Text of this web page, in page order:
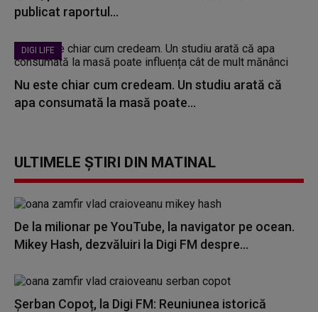
publicat raportul...
DIGI LIFE
Nu este chiar cum credeam. Un studiu arată că
apa consumată la masă poate...
ULTIMELE ȘTIRI DIN MATINAL
De la milionar pe YouTube, la navigator pe ocean.
Mikey Hash, dezvăluiri la Digi FM despre...
Șerban Copoț, la Digi FM: Reuniunea istorică